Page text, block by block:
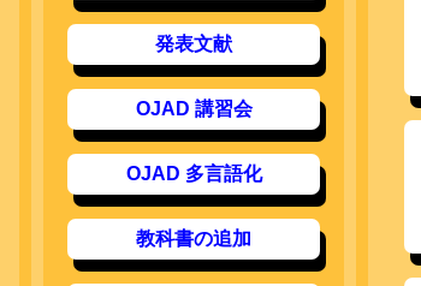
発表文献
OJAD 講習会
OJAD 多言語化
教科書の追加